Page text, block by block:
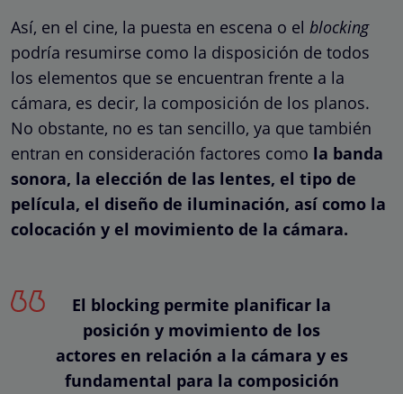
Así, en el cine, la puesta en escena o el blocking
podría resumirse como la disposición de todos
los elementos que se encuentran frente a la
cámara, es decir, la composición de los planos.
No obstante, no es tan sencillo, ya que también
entran en consideración factores como la banda
sonora, la elección de las lentes, el tipo de
película, el diseño de iluminación, así como la
colocación y el movimiento de la cámara.
El blocking permite planificar la
posición y movimiento de los
actores en relación a la cámara y es
fundamental para la composición